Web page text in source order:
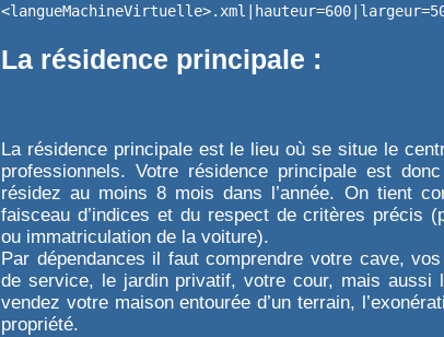
La résidence principale :
La résidence principale est le lieu où se situe le
professionnels. Votre résidence principale est
résidez au moins 8 mois dans l’année. On tient
faisceau d’indices et du respect de critères précis
ou immatriculation de la voiture).
Par dépendances il faut comprendre votre cave,
de service, le jardin privatif, votre cour, mais aussi
vendez votre maison entourée d’un terrain,
propriété.